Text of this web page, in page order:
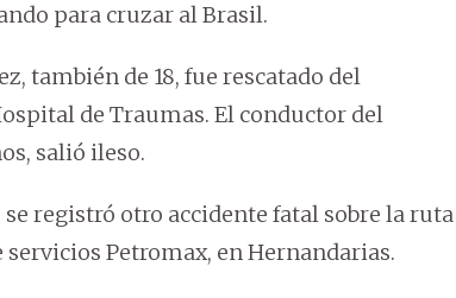
para cruzar al Brasil.
también de 18, fue rescatado del
de Traumas. El conductor del
salió ileso.
registró otro accidente fatal sobre la ruta
Petromax, en Hernandarias.